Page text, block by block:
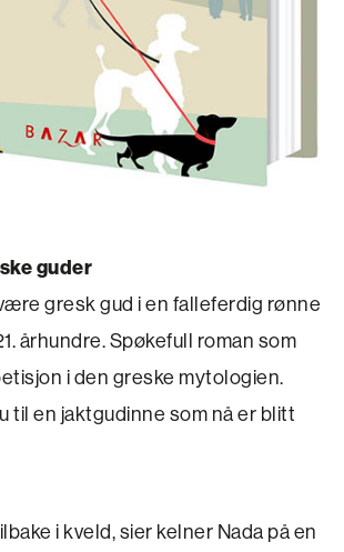
guder
gresk gud i en falleferdig rønne
århundre. Spøkefull roman som
i den greske mytologien.
til en jaktgudinne som nå er blitt
i kveld, sier kelner Nada på en